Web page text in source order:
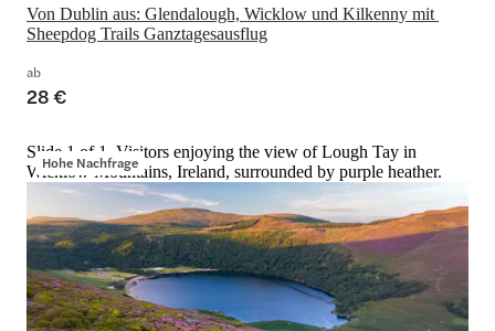
Von Dublin aus: Glendalough, Wicklow und Kilkenny mit
Sheepdog Trails Ganztagesausflug
ab
28 €
Hohe Nachfrage
Slide 1 of 1, Visitors enjoying the view of Lough Tay in
Wicklow Mountains, Ireland, surrounded by purple heather.